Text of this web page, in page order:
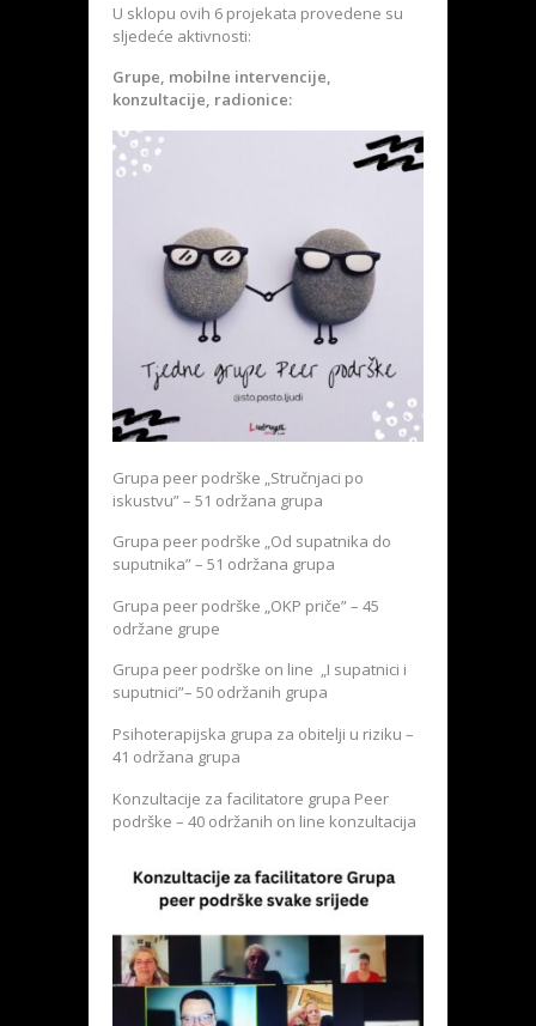
U sklopu ovih 6 projekata provedene su
sljedeće aktivnosti:
Grupe, mobilne intervencije,
konzultacije, radionice:
Grupa peer podrške „Stručnjaci po
iskustvu” – 51 održana grupa
Grupa peer podrške „Od supatnika do
suputnika” – 51 održana grupa
Grupa peer podrške „OKP priče” – 45
održane grupe
Grupa peer podrške on line „I supatnici i
suputnici”– 50 održanih grupa
Psihoterapijska grupa za obitelji u riziku –
41 održana grupa
Konzultacije za facilitatore grupa Peer
podrške – 40 održanih on line konzultacija